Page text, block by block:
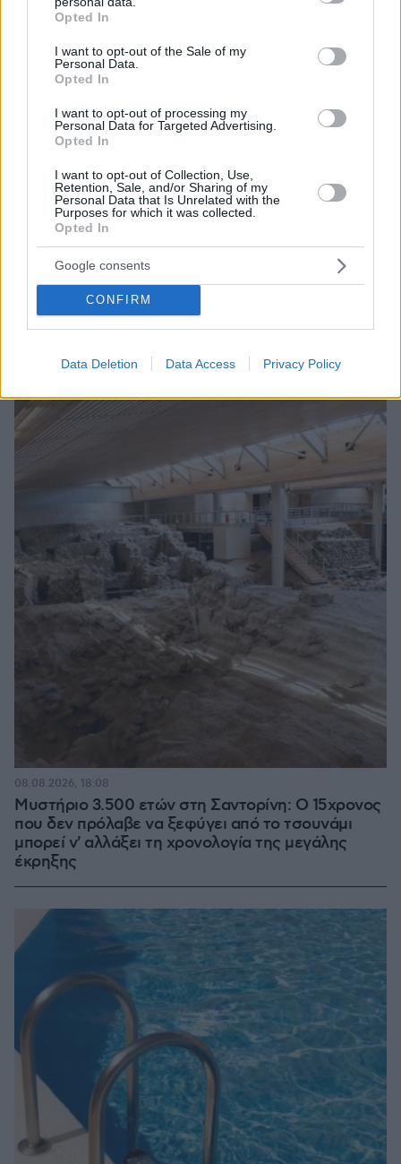
grant or deny consent to Google and its third-party tags to
use your data for below specified purposes in below Google
consent section.
Opted In
I want to opt-out of the Sale of my
Personal Data.
Opted In
I want to opt-out of processing my
Personal Data for Targeted Advertising.
Opted In
I want to opt-out of Collection, Use,
Retention, Sale, and/or Sharing of my
Personal Data that Is Unrelated with the
Purposes for which it was collected.
Opted In
Google consents
CONFIRM
Data Deletion Data Access Privacy Policy
Η φυσική «συνταγή» για καλύτερη στυτική λειτουργία
πριν 20 λεπτά
Η Τουρκία ζητά μορατόριουμ Ρωσίας - Ουκρανίας στις
επιθέσεις κατά εμπορικών πλοίων στη Μαύρη Θάλασσα
πριν 28 λεπτά
Βουλγαρία: Drone με μεγάλη ποσότητα εκρηκτικών
συνετρίβη κοντά σε αγωγό φυσικού αερίου - Η Σόφια
κατηγορεί το Κίεβο
πριν 30 λεπτά
Αποξηραμένα λεμόνια (loomi) – Πώς χρησιμοποιούνται
και γιατί αξίζει να τα δοκιμάσετε
πριν 30 λεπτά
ΔΕΙΤΕ ΟΛΕΣ ΤΙΣ ΕΙΔΗΣΕΙΣ
ΤΑ ΠΙΟ ΔΗΜΟΦΙΛΗ
Μυστήριο 3.500 ετών στη Σαντορίνη: Ο 15χρονος
που δεν πρόλαβε να ξεφύγει από το τσουνάμι
μπορεί ν' αλλάξει τη χρονολογία της μεγάλης
έκρηξης
08.08.2026, 18:08